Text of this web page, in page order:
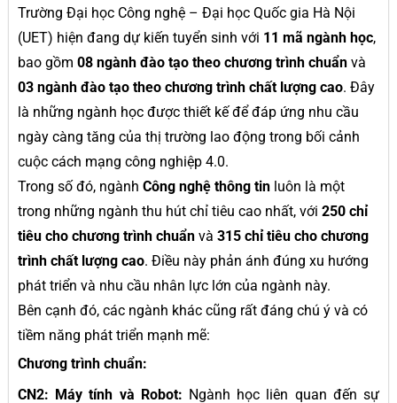
Trường Đại học Công nghệ – Đại học Quốc gia Hà Nội
(UET) hiện đang dự kiến tuyển sinh với 11 mã ngành học,
bao gồm 08 ngành đào tạo theo chương trình chuẩn và
03 ngành đào tạo theo chương trình chất lượng cao. Đây
là những ngành học được thiết kế để đáp ứng nhu cầu
ngày càng tăng của thị trường lao động trong bối cảnh
cuộc cách mạng công nghiệp 4.0.
Trong số đó, ngành Công nghệ thông tin luôn là một
trong những ngành thu hút chỉ tiêu cao nhất, với 250 chỉ
tiêu cho chương trình chuẩn và 315 chỉ tiêu cho chương
trình chất lượng cao. Điều này phản ánh đúng xu hướng
phát triển và nhu cầu nhân lực lớn của ngành này.
Bên cạnh đó, các ngành khác cũng rất đáng chú ý và có
tiềm năng phát triển mạnh mẽ:
Chương trình chuẩn:
CN2: Máy tính và Robot: Ngành học liên quan đến sự